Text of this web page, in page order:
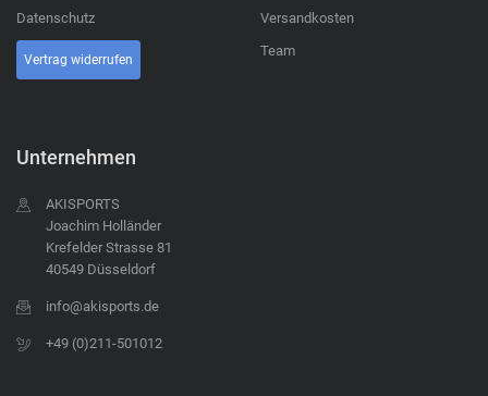
Datenschutz
Vertrag widerrufen
Versandkosten
Team
Unternehmen
AKISPORTS
Joachim Holländer
Krefelder Strasse 81
40549 Düsseldorf
info@akisports.de
+49 (0)211-501012